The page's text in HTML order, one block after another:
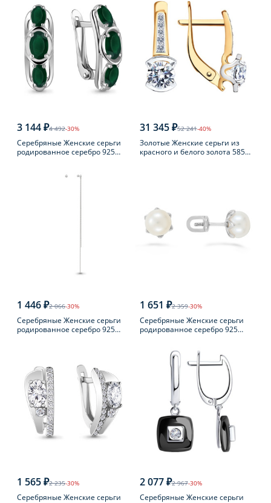
3 144 ₽4 492-30%
Серебряные Женские серьги
родированное серебро 925
31 345 ₽52 241-40%
Золотые Женские серьги из
красного и белого золота 585
1 446 ₽2 066-30%
Серебряные Женские серьги
родированное серебро 925
1 651 ₽2 359-30%
Серебряные Женские серьги
родированное серебро 925
1 565 ₽2 235-30%
Серебряные Женские серьги
2 077 ₽2 967-30%
Серебряные Женские серьги